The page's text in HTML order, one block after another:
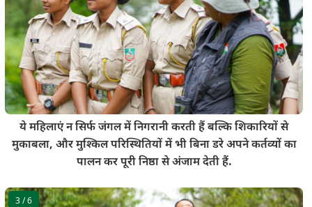
ये महिलाएं न सिर्फ जंगल में निगरानी करती हैं बल्कि शिकारियों से
मुकाबला, और मुश्किल परिस्थितियों में भी बिना डरे अपने कर्तव्यों का
पालन कर पूरी निष्ठा से अंजाम देती हैं.
3/ 6